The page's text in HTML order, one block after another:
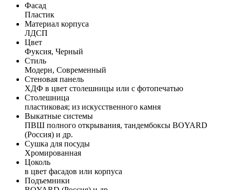
Фасад
Пластик
Материал корпуса
ЛДСП
Цвет
Фуксия, Черный
Стиль
Модерн, Современный
Стеновая панель
ХДФ в цвет столешницы или с фотопечатью
Столешница
пластиковая; из искусственного камня
Выкатные системы
ПВШ полного открывания, тандембоксы BOYARD
(Россия) и др.
Сушка для посуды
Хромированная
Цоколь
в цвет фасадов или корпуса
Подъемники